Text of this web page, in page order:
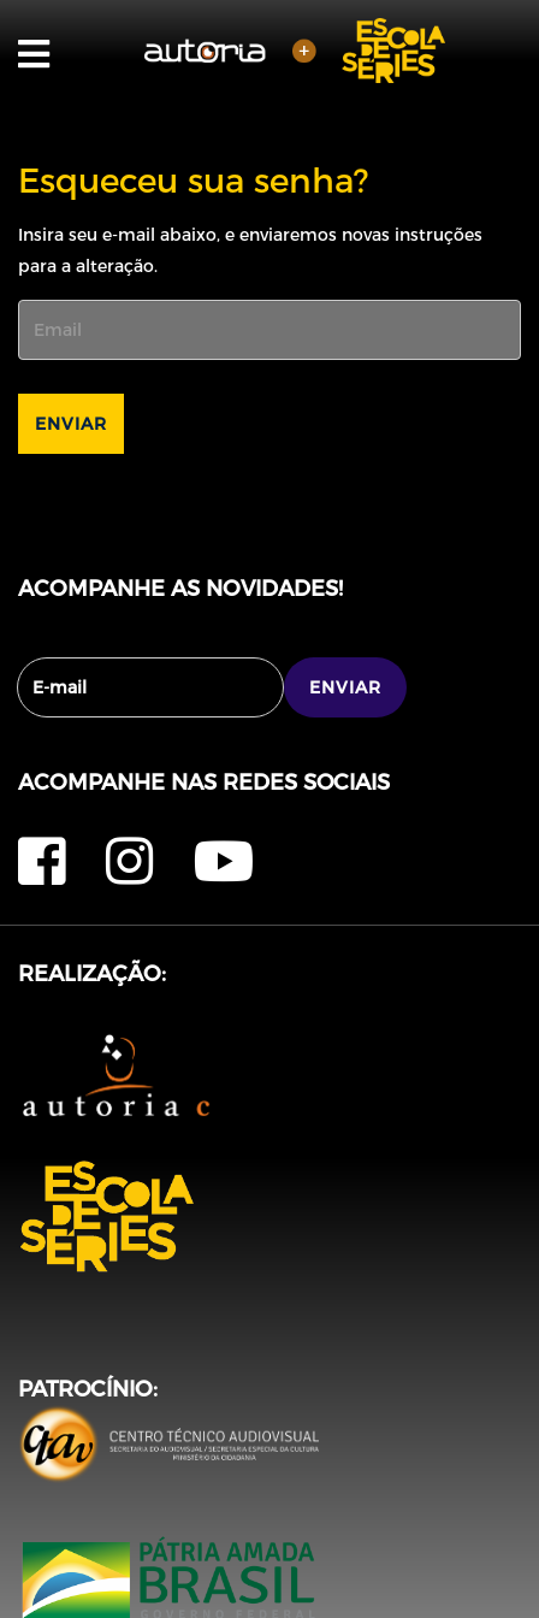
Esqueceu sua senha?
Insira seu e-mail abaixo, e enviaremos novas instruções
para a alteração.
ACOMPANHE AS NOVIDADES!
ACOMPANHE NAS REDES SOCIAIS
REALIZAÇÃO:
PATROCÍNIO: